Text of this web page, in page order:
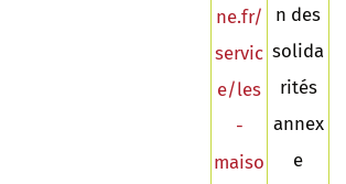
ne.fr/
servic
e/les
-
maiso
n des
solida
rités
annex
e